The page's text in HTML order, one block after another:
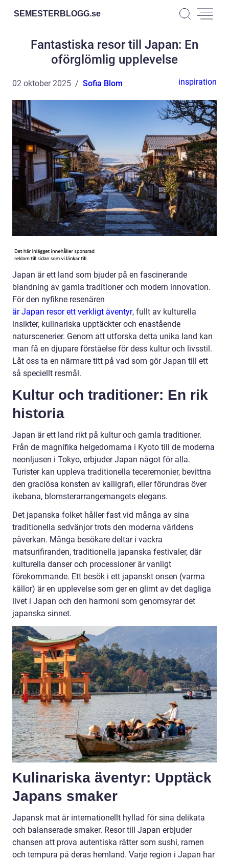
SEMESTERBLOGG.se
Fantastiska resor till Japan: En
oförglömlig upplevelse
02 oktober 2025 Sofia Blom inspiration
Japan är ett land som bjuder på en fascinerande
blandning av gamla traditioner och modern innovation.
För den nyfikne resenären
är Japan resor ett verkligt äventyr, fullt av kulturella
insikter, kulinariska upptäckter och enastående
naturscenerier. Genom att utforska detta unika land kan
man få en djupare förståelse för dess kultur och livsstil.
Låt oss ta en närmare titt på vad som gör Japan till ett
så speciellt resmål.
Kultur och traditioner: En rik
historia
Japan är ett land rikt på kultur och gamla traditioner.
Från de magnifika helgedomarna i Kyoto till de moderna
neonljusen i Tokyo, erbjuder Japan något för alla.
Turister kan uppleva traditionella teceremonier, bevittna
den graciösa konsten av kalligrafi, eller förundras över
ikebana, blomsterarrangemangets elegans.
Det japanska folket håller fast vid många av sina
traditionella sedvänjor trots den moderna världens
påverkan. Många besökare deltar i vackra
matsurifiranden, traditionella japanska festivaler, där
kulturella danser och processioner är vanligt
förekommande. Ett besök i ett japanskt onsen (varma
källor) är en upplevelse som ger en glimt av det dagliga
livet i Japan och den harmoni som genomsyrar det
japanska sinnet.
Kulinariska äventyr: Upptäck
Japans smaker
Japansk mat är internationellt hyllad för sina delikata
och balanserade smaker. Resor till Japan erbjuder
chansen att prova autentiska rätter som sushi, ramen
och tempura på deras hemland. Varje region i Japan har